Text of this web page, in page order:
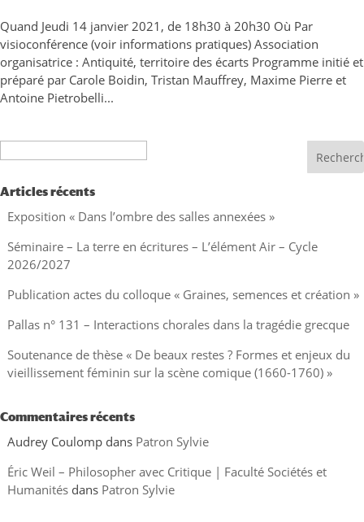
Quand Jeudi 14 janvier 2021, de 18h30 à 20h30 Où Par
visioconférence (voir informations pratiques) Association
organisatrice : Antiquité, territoire des écarts Programme initié et
préparé par Carole Boidin, Tristan Mauffrey, Maxime Pierre et
Antoine Pietrobelli...
Articles récents
Exposition « Dans l’ombre des salles annexées »
Séminaire – La terre en écritures – L’élément Air – Cycle
2026/2027
Publication actes du colloque « Graines, semences et création »
Pallas n° 131 – Interactions chorales dans la tragédie grecque
Soutenance de thèse « De beaux restes ? Formes et enjeux du
vieillissement féminin sur la scène comique (1660-1760) »
Commentaires récents
Audrey Coulompdans Patron Sylvie
Éric Weil – Philosopher avec Critique | Faculté Sociétés et
Humanitésdans Patron Sylvie